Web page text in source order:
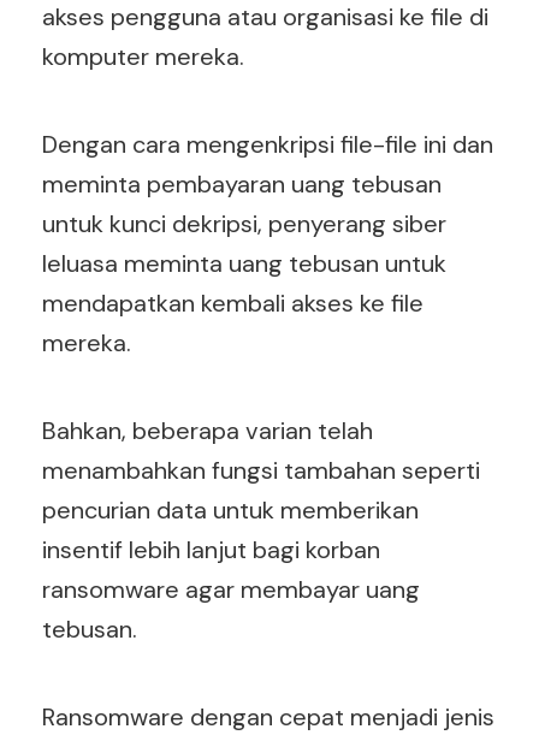
akses pengguna atau organisasi ke file di
komputer mereka.
Dengan cara mengenkripsi file-file ini dan
meminta pembayaran uang tebusan
untuk kunci dekripsi, penyerang siber
leluasa meminta uang tebusan untuk
mendapatkan kembali akses ke file
mereka.
Bahkan, beberapa varian telah
menambahkan fungsi tambahan seperti
pencurian data untuk memberikan
insentif lebih lanjut bagi korban
ransomware agar membayar uang
tebusan.
Ransomware dengan cepat menjadi jenis